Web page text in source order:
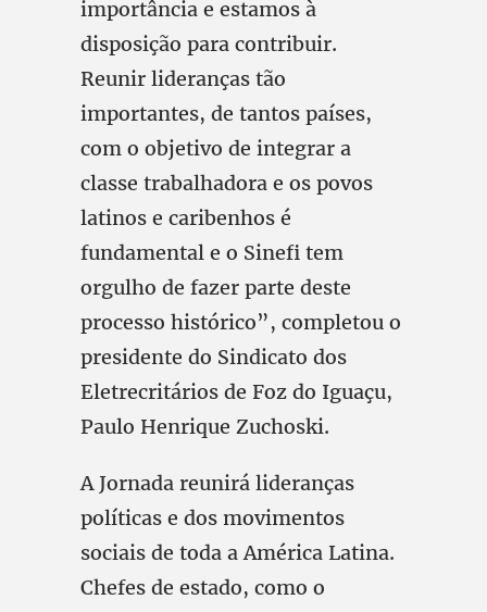
importância e estamos à
disposição para contribuir.
Reunir lideranças tão
importantes, de tantos países,
com o objetivo de integrar a
classe trabalhadora e os povos
latinos e caribenhos é
fundamental e o Sinefi tem
orgulho de fazer parte deste
processo histórico”, completou o
presidente do Sindicato dos
Eletrecritários de Foz do Iguaçu,
Paulo Henrique Zuchoski.
A Jornada reunirá lideranças
políticas e dos movimentos
sociais de toda a América Latina.
Chefes de estado, como o